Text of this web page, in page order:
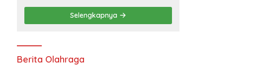
Unesco”
Selengkapnya
Berita Olahraga